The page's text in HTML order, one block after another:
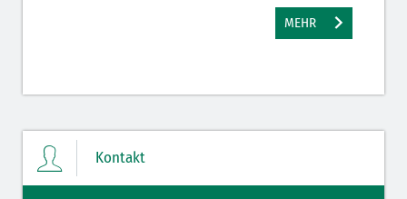
MEHR
Kontakt